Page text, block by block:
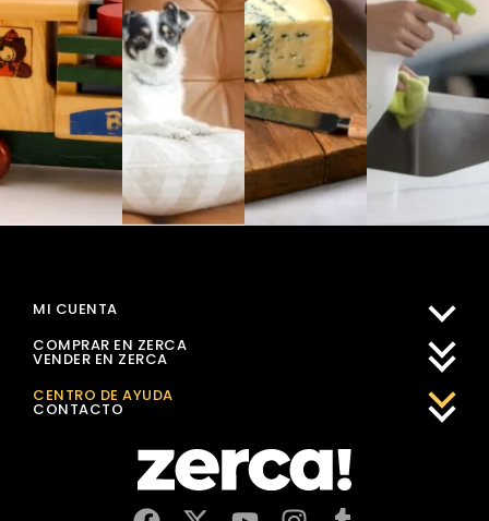
MI CUENTA
COMPRAR EN ZERCA
VENDER EN ZERCA
CENTRO DE AYUDA
CONTACTO